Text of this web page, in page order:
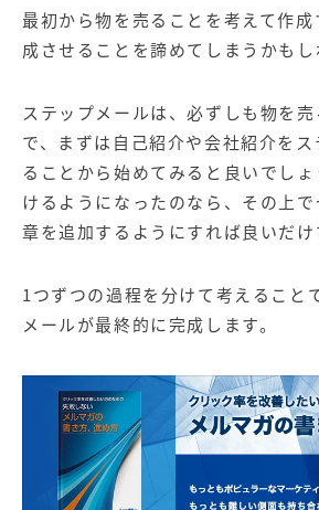
最初から物を売ることを考えて作
成させることを諦めてしまうかもし
ステップメールは、必ずしも物を
で、まずは自己紹介や会社紹介を
ることから始めてみると良いでし
けるようになったのなら、その上
章を追加するようにすれば良いだけ
1つずつの過程を分けて考えること
メールが最終的に完成します。